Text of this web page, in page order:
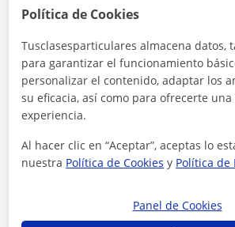
Tarifa
1ª clase gratis
Política de Cookies
Tusclasesparticulares almacena datos,
para garantizar el funcionamiento
personalizar el contenido, adaptar los
su eficacia, así como para ofrecerte
experiencia.
Al hacer clic en “Aceptar”, aceptas lo
nuestra Política de Cookies y Política de
Panel de Cookies